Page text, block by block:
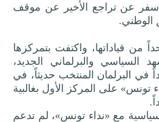
عن تراجع الأخير عن موقف
الوطني.
من قياداتها، واكتفت بتمركزها
السياسي والبرلماني الجديد،
69 مقعداً في البرلمان المنتخب حديثاً، في
على المركز الأول بغالبية
مع «نداء تونس»، لم تدعم